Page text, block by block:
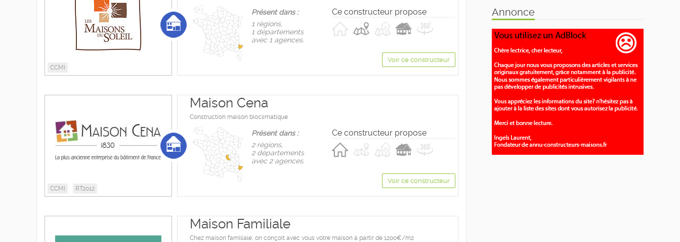
Annonce
CCMI
Présent dans :
1 règions,
1 départements
avec 1 agences.
Ce constructeur propose
Voir ce constructeur
CCMI RT2012
Maison Cena
Construction maison bioclimatique
Présent dans :
2 règions,
2 départements
avec 2 agences.
Ce constructeur propose
Voir ce constructeur
Maison Familiale
Chez maison familiale, on conçoit avec vous votre maison à partir de 1200€/m2